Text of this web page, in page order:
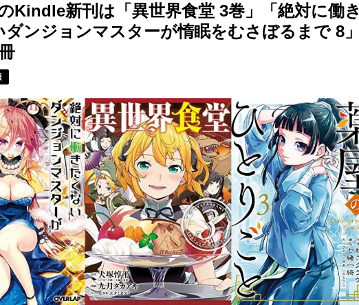
Kindle新刊は「異世界食堂 3巻」「絶対に働き
ダンジョンマスターが惰眠をむさぼるまで 8」